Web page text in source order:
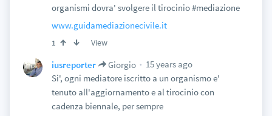
organismi dovra' svolgere il tirocinio #mediazione
www.guidamediazionecivile.it
1 View
iusreporter Giorgio
15 years ago
Si', ogni mediatore iscritto a un organismo e'
tenuto all'aggiornamento e al tirocinio con
cadenza biennale, per sempre